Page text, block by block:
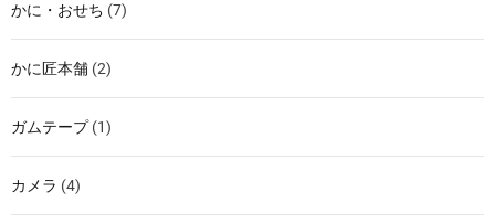
かに・おせち (7)
かに匠本舗 (2)
ガムテープ(1)
カメラ (4)